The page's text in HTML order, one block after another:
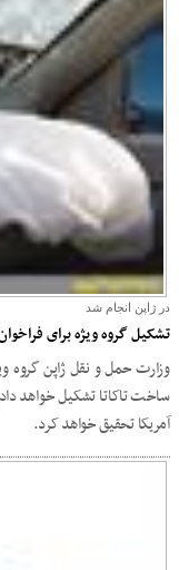
در ژاپن انجام شد
تشکیل گروه ویژه برای
وزارت حمل و نقل ژاپن گروه
ساخت تاکاتا تشکیل خواهد
آمریکا تحقیق خواهد کرد.